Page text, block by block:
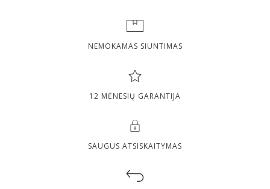
NEMOKAMAS SIUNTIMAS
12 MĖNESIŲ GARANTIJA
SAUGUS ATSISKAITYMAS